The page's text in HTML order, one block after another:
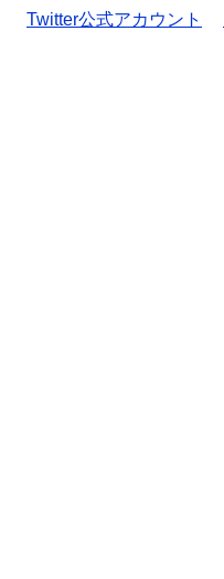
Twitter公式アカウント